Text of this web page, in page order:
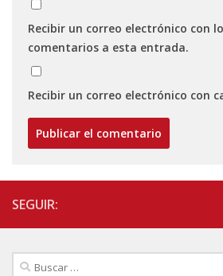
Recibir un correo electrónico con
comentarios a esta entrada.
Recibir un correo electrónico con
SEGUIR:
Buscar: